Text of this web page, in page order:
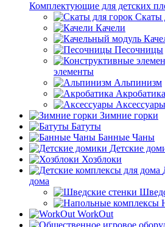
Комплектующие для детских
Скаты
Качели
Песочницы
элементы
Альпинизм
Акробатика
Аксессуары
Зимние горки
Батуты
Банные Чаны
Детские
Хозблоки
дома
WorkOut